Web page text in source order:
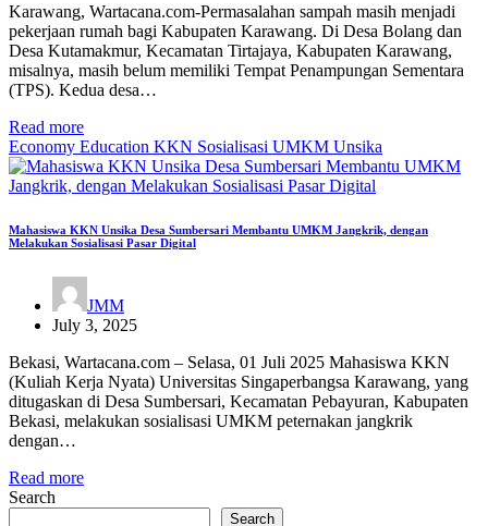
Karawang, Wartacana.com-Permasalahan sampah masih menjadi
pekerjaan rumah bagi Kabupaten Karawang. Di Desa Bolang dan
Desa Kutamakmur, Kecamatan Tirtajaya, Kabupaten Karawang,
misalnya, masih belum memiliki Tempat Penampungan Sementara
(TPS). Kedua desa…
Read more
Economy Education KKN Sosialisasi UMKM Unsika
Mahasiswa KKN Unsika Desa Sumbersari Membantu UMKM Jangkrik, dengan
Melakukan Sosialisasi Pasar Digital
JMM
July 3, 2025
Bekasi, Wartacana.com – Selasa, 01 Juli 2025 Mahasiswa KKN
(Kuliah Kerja Nyata) Universitas Singaperbangsa Karawang, yang
ditugaskan di Desa Sumbersari, Kecamatan Pebayuran, Kabupaten
Bekasi, melakukan sosialisasi UMKM peternakan jangkrik
dengan…
Read more
Search
Search